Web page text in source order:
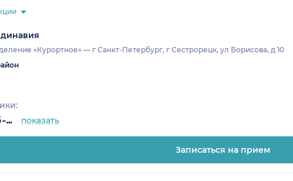
«Курортное» — г Санкт-Петербург, г Сестрорецк, ул Борисова, д 10
+7 (812) 635-11-79 показать
Записаться на прием